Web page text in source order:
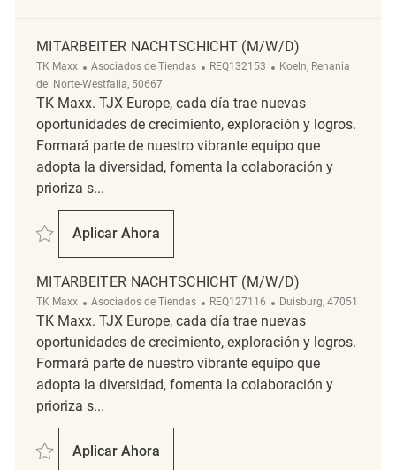
MITARBEITER NACHTSCHICHT (M/W/D)
TK Maxx Categoría
Asociados de Tiendas ReqId
REQ132153 Ubicación
Koeln, Renania
del Norte-Westfalia, 50667
TK Maxx. TJX Europe, cada día trae nuevas
oportunidades de crecimiento, exploración y logros.
Formará parte de nuestro vibrante equipo que
adopta la diversidad, fomenta la colaboración y
prioriza s...
Salvar Mitarbeiter Nachtschicht (m/w/d) REQ132153
Aplicar Ahora
Mitarbeiter Nachtschicht (m/w/d)
MITARBEITER NACHTSCHICHT (M/W/D)
TK Maxx Categoría
Asociados de Tiendas ReqId
REQ127116 Ubicación
Duisburg, 47051
TK Maxx. TJX Europe, cada día trae nuevas
oportunidades de crecimiento, exploración y logros.
Formará parte de nuestro vibrante equipo que
adopta la diversidad, fomenta la colaboración y
prioriza s...
Salvar Mitarbeiter Nachtschicht (m/w/d) REQ127116
Aplicar Ahora
Mitarbeiter Nachtschicht (m/w/d)